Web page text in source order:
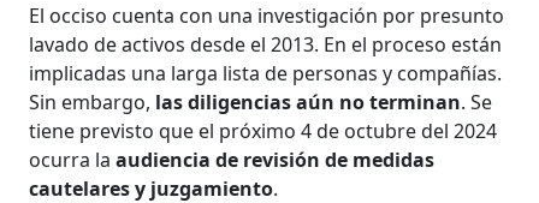
El occiso cuenta con una investigación por presunto
lavado de activos desde el 2013. En el proceso están
implicadas una larga lista de personas y compañías.
Sin embargo, las diligencias aún no terminan. Se
tiene previsto que el próximo 4 de octubre del 2024
ocurra laaudiencia de revisión de medidas
cautelares y juzgamiento.